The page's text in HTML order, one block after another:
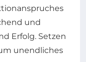
und
Erfolg. Setzen
unendliches